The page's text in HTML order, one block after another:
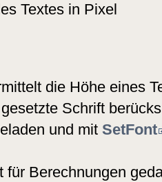
Textes in Pixel
die Höhe eines
Schrift
und mit SetFont
für Berechnungen